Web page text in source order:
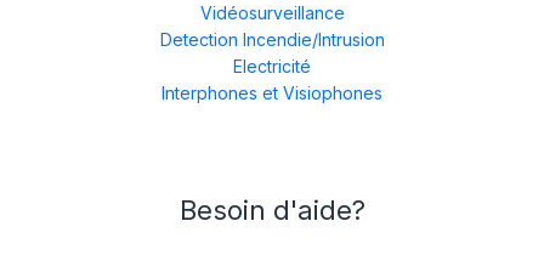
Vidéosurveillance
Detection Incendie/Intrusion
Electricité
Interphones et Visiophones
Besoin d'aide?